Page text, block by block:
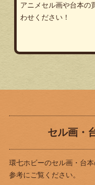
アニメセル画や台本の
わせください！
セル画・
環七ホビーのセル画・台
参考にご覧ください。